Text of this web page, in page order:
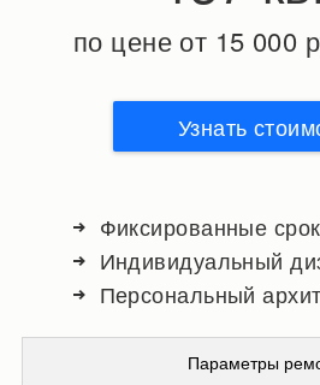
по цене от 15 000
Узнать
Фиксированные
Индивидуальный
Персональный
Параметры